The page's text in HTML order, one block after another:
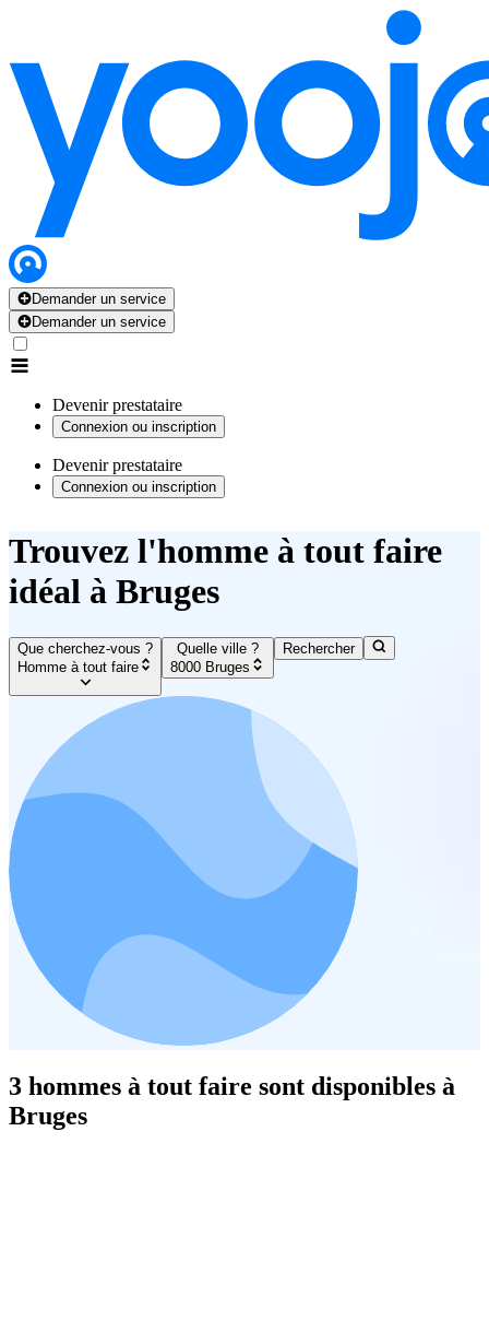
Demander un service
Demander un service
Devenir prestataire
Connexion ou inscription
Devenir prestataire
Connexion ou inscription
Trouvez l'homme à tout faire
idéal à Bruges
Que cherchez-vous ?
Homme à tout faire
Quelle ville ?
8000 Bruges
Rechercher
3 hommes à tout faire sont disponibles à
Bruges